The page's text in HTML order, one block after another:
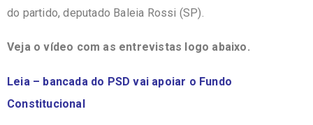
do partido, deputado Baleia Rossi (SP).
Veja o vídeo com as entrevistas logo abaixo.
Leia – bancada do PSD vai apoiar o Fundo
Constitucional